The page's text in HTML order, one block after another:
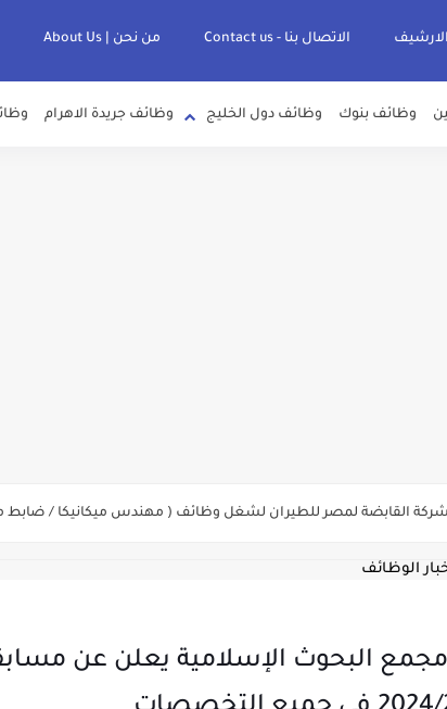
الارشيف الاتصال بنا - Contact us من نحن | About Us
وظائف بنوك وظائف دول الخليج وظائف جريدة الاهرام
..الاستعلام عن مواعيد الامتحانات الإلكترونية للمتقدمين في
الأزهر 2025 ..مجمع البحوث الإسلامية يعلن عن